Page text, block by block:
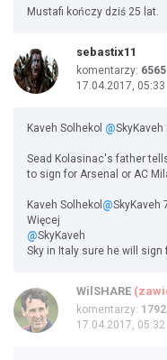
Mustafi kończy dziś 25 lat.
sebastix11
komentarzy: 6565
17.04.2017, 05:33
@
Sead Kolasinac's father
to sign for Arsenal or AC
@SkyKaveh
Więcej
@SkyKaveh
Sky in Italy sure he will sign
WilSHARE
komentarzy:
17.04.2017, 05:32